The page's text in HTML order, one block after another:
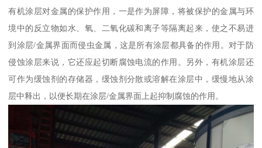
有机涂层对金属的保护作用，一是作为屏障，将被保护的金属与环
境中的反立物如水、氧、二氧化碳和离子等隔离起来，使之不易进
到涂层/金属界面而侵虫金属，这是所有涂层都具备的作用。对于防
侵蚀涂层来说，它还应起切断腐蚀电流的作用。另外，有机涂层还
可作为缓蚀剂的存储器，缓蚀剂分散或溶解在涂层中，缓慢地从涂
层中释出，以便长期在涂层/金属界面上起抑制腐蚀的作用。